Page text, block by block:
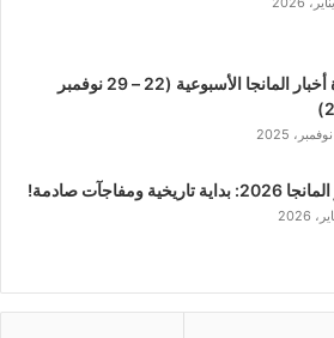
نشرة أخبار المانجا الأسبوعية (22 – 29 نوفمبر
تاريخية ومفاجآت صادمة!